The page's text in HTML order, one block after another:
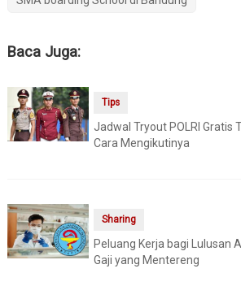
Baca Juga:
Tips
Jadwal Tryout POLRI Gratis
Cara Mengikutinya
Sharing
Peluang Kerja bagi Lulusan
Gaji yang Mentereng